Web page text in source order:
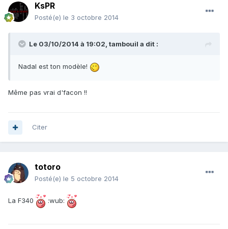
KsPR
Posté(e) le 3 octobre 2014
Le 03/10/2014 à 19:02, tambouil a dit :
Nadal est ton modèle!
Même pas vrai d'facon !!
Citer
totoro
Posté(e) le 5 octobre 2014
La F340 :wub: